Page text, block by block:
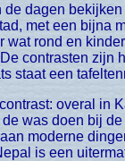
met een bijna
wat rond en
contrasten zijn
staat een
was doen bij
moderne
is een